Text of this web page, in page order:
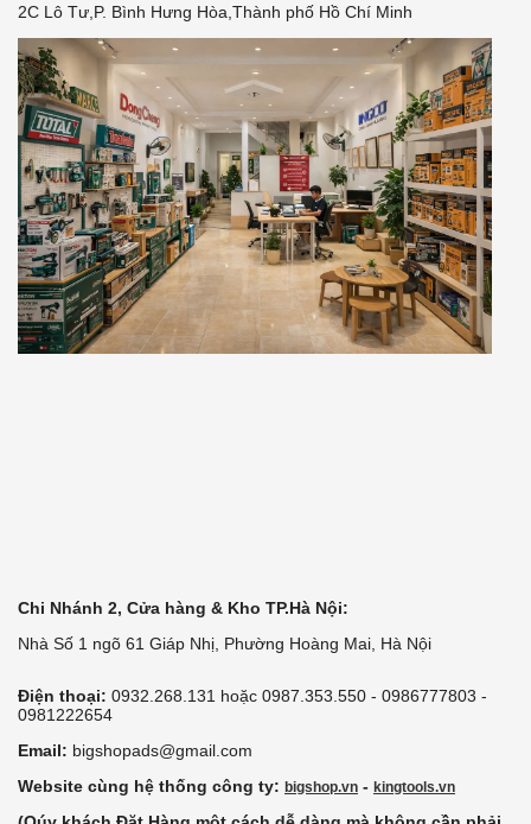
2C Lô Tư,P. Bình Hưng Hòa,Thành phố Hồ Chí Minh
Chi Nhánh 2, Cửa hàng & Kho TP.Hà Nội:
Nhà Số 1 ngõ 61 Giáp Nhị, Phường Hoàng Mai, Hà Nội
Điện thoại: 0932.268.131 hoặc 0987.353.550 - 0986777803 -
0981222654
Email: bigshopads@gmail.com
Website cùng hệ thống công ty: bigshop.vn - kingtools.vn